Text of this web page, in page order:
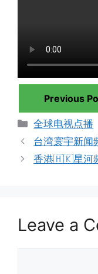
Previous
Categories
全球电视点播
台湾寰宇新闻
香港🇭🇰星河
Leave a